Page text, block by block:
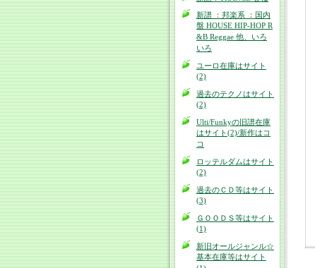
新譜 ：邦楽系 ：国内
盤 HOUSE HIP-HOP R
&B Reggae 他、いろ
いろ
ユーロ在庫はサイト
(2)
過去のテクノはサイト
(2)
Ulti/Funkyの旧譜在庫
はサイト(2)/新作はコ
コ
ロッテルダムはサイト
(2)
過去のＣＤ等はサイト
(3)
ＧＯＯＤＳ等はサイト
(1)
新旧オールジャンル☆
基本在庫等はサイト